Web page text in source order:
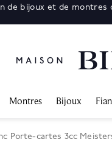
de bijoux et de montres
Montres Bijoux
Porte-cartes 3cc